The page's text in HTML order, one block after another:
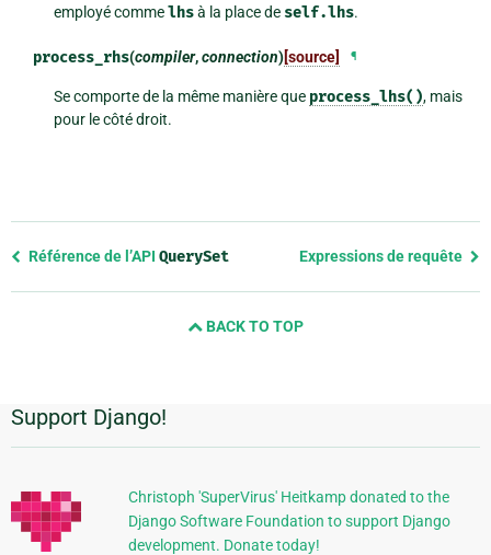
employé commelhsà la place de self.lhs.
process_rhs(compiler,connection)[source] ¶
Se comporte de la même manière que process_lhs(), mais
pour le côté droit.
Previous
Référence de l’API QuerySet Expressions de requête
BACK TO TOP
Informations
supplémentaires
Support Django!
Christoph 'SuperVirus' Heitkamp donated to the
Django Software Foundation to support Django
development. Donate today!